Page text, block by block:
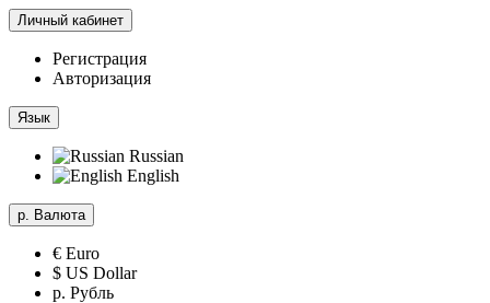
Личный кабинет
Регистрация
Авторизация
Язык
Russian
English
р. Валюта
€ Euro
$ US Dollar
р. Рубль